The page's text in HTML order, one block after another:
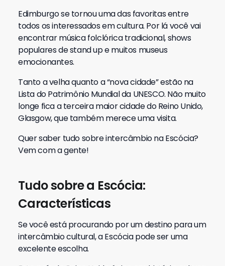
Edimburgo se tornou uma das favoritas entre
todos os interessados ​​em cultura. Por lá você vai
encontrar música folclórica tradicional, shows
populares de stand up e muitos museus
emocionantes.
Tanto a velha quanto a “nova cidade” estão na
Lista do Patrimônio Mundial da UNESCO. Não muito
longe fica a terceira maior cidade do Reino Unido,
Glasgow, que também merece uma visita.
Quer saber tudo sobre intercâmbio na Escócia?
Vem com a gente!
Tudo sobre a Escócia:
Características
Se você está procurando por um destino para um
intercâmbio cultural, a Escócia pode ser uma
excelente escolha.